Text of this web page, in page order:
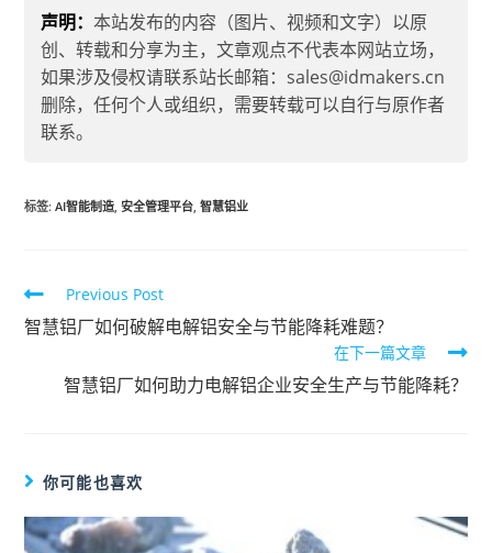
声明：本站发布的内容（图片、视频和文字）以原
创、转载和分享为主，文章观点不代表本网站立场，
如果涉及侵权请联系站长邮箱：sales@idmakers.cn
删除，任何个人或组织，需要转载可以自行与原作者
联系。
标签:AI智能制造, 安全管理平台, 智慧铝业
Previous Post
智慧铝厂如何破解电解铝安全与节能降耗难题？
在下一篇文章
智慧铝厂如何助力电解铝企业安全生产与节能降耗？
你可能也喜欢